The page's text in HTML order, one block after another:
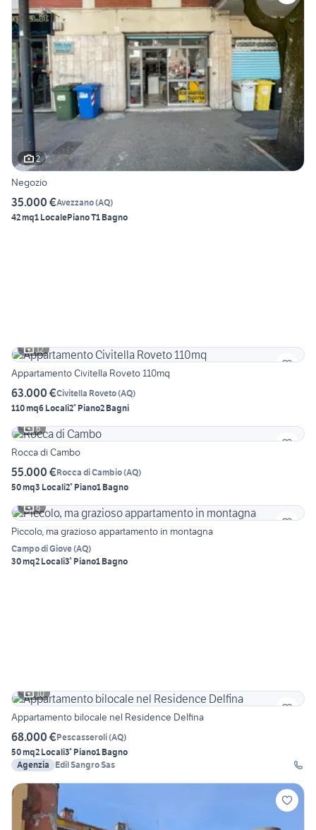
2
Negozio
35.000 €Avezzano(AQ)
42 mq1 LocalePiano T1 Bagno
12
Appartamento Civitella Roveto 110mq
63.000 €Civitella Roveto(AQ)
110 mq6 Locali2° Piano2 Bagni
6
Rocca di Cambo
55.000 €Rocca di Cambio(AQ)
50 mq3 Locali2° Piano1 Bagno
6
Piccolo, ma grazioso appartamento in montagna
Campo di Giove(AQ)
30 mq2 Locali3° Piano1 Bagno
10
Appartamento bilocale nel Residence Delfina
68.000 €Pescasseroli(AQ)
50 mq2 Locali3° Piano1 Bagno
Agenzia
Edil Sangro Sas